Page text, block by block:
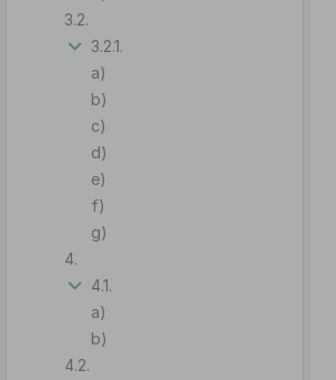
3.2.
3.2.1.
a)
b)
c)
d)
e)
f)
g)
4.
4.1.
a)
b)
4.2.